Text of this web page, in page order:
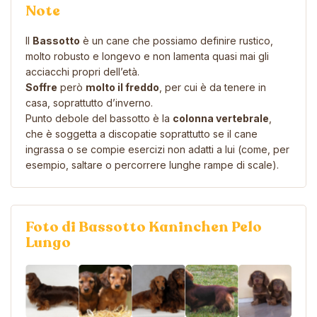
Note
Il Bassotto è un cane che possiamo definire rustico,
molto robusto e longevo e non lamenta quasi mai gli
acciacchi propri dell’età.
Soffre però molto il freddo , per cui è da tenere in
casa, soprattutto d’inverno.
Punto debole del bassotto è la colonna vertebrale
che è soggetta a discopatie soprattutto se il cane
ingrassa o se compie esercizi non adatti a lui (come, per
esempio, saltare o percorrere lunghe rampe di scale).
Foto di Bassotto Kaninchen Pelo
Lungo